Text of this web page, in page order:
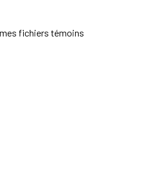
fichiers témoins